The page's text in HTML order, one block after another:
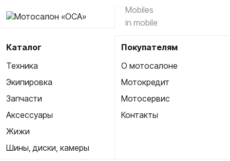
Mobiles
in mobile
Каталог
Техника
Экипировка
Запчасти
Аксессуары
Жижи
Шины, диски, камеры
Покупателям
О мотосалоне
Мотокредит
Мотосервис
Контакты